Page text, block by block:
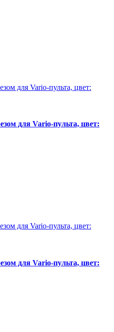
для Vario-пульта, цвет:
для Vario-пульта, цвет: